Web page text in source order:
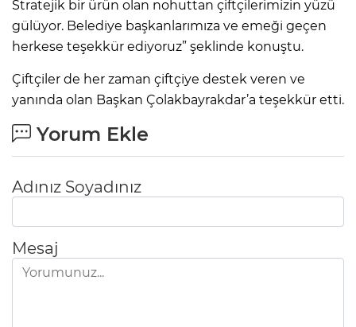
Stratejik bir ürün olan nohuttan çiftçilerimizin yüzü
gülüyor. Belediye başkanlarımıza ve emeği geçen
herkese teşekkür ediyoruz” şeklinde konuştu.
Çiftçiler de her zaman çiftçiye destek veren ve
yanında olan Başkan Çolakbayrakdar’a teşekkür etti.
Yorum Ekle
Adınız Soyadınız
Mesaj